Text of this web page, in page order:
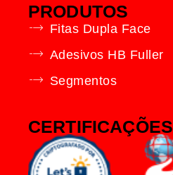
PRODUTOS
Fitas Dupla Face
Adesivos HB Fuller
Segmentos
CERTIFICAÇÕES